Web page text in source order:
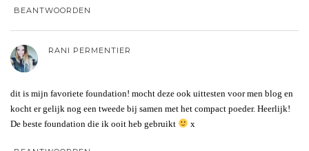
BEANTWOORDEN
RANI PERMENTIER
dit is mijn favoriete foundation! mocht deze ook uittesten voor men blog en
kocht er gelijk nog een tweede bij samen met het compact poeder. Heerlijk!
De beste foundation die ik ooit heb gebruikt
x